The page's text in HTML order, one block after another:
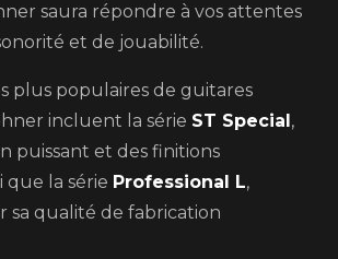
saura répondre à vos attentes
et de jouabilité.
plus populaires de guitares
incluent la série ST Special,
puissant et des finitions
que la série Professional L,
sa qualité de fabrication